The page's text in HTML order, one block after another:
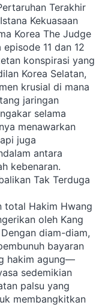
Terakhir
Kekuasaan
Korea The Judge
11 dan 12
konspirasi yang
Korea Selatan,
krusial di mana
jaringan
selama
menawarkan
juga
antara
kebenaran.
Tak Terduga
total Hakim Hwang
oleh Kang
diam-diam,
bayaran
hakim agung—
sedemikian
palsu yang
membangkitkan